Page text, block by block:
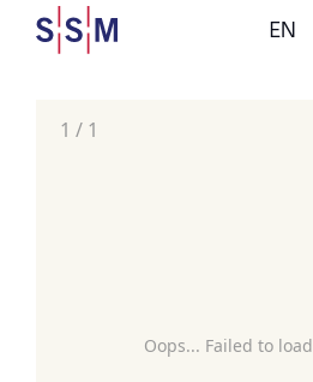
EN
Oops... Failed to
1 / 1